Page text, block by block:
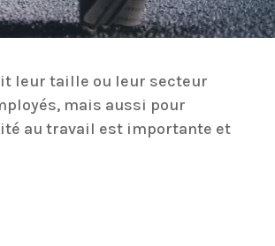
leur taille ou leur secteur
mais aussi pour
au travail est importante et